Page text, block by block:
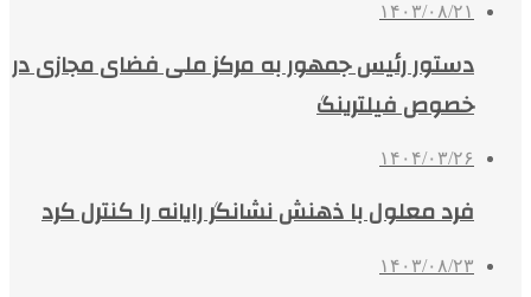
۱۴۰۳/۰۸/۲۱
دستور رئیس جمهور به مرکز ملی فضای مجازی در
خصوص فیلترینگ
۱۴۰۴/۰۳/۲۶
فرد معلول با ذهنش نشانگر رایانه را کنترل کرد
۱۴۰۳/۰۸/۲۳